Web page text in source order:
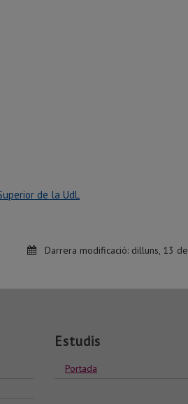
de la UdL
Darrera modificació: dilluns, 13
Estudis
Portada